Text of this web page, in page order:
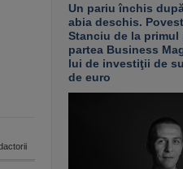
Un pariu închis
abia deschis.
Stanciu de la
partea Business
lui de investiţii de
de euro